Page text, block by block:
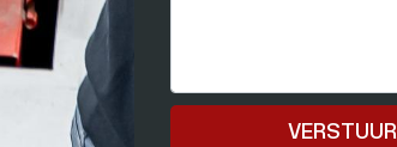
VERSTUUR